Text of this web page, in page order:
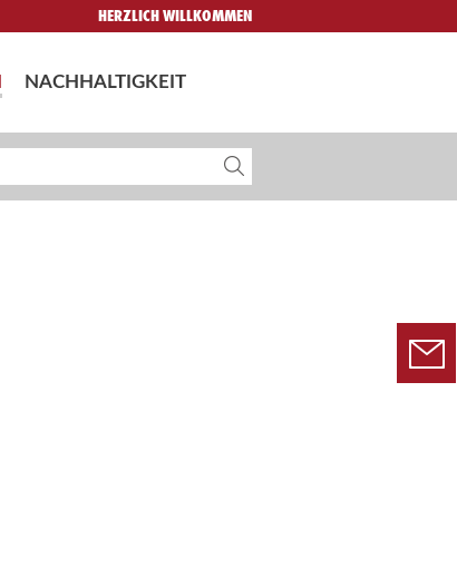
HERZLICH WILLKOMMEN
NACHHALTIGKEIT